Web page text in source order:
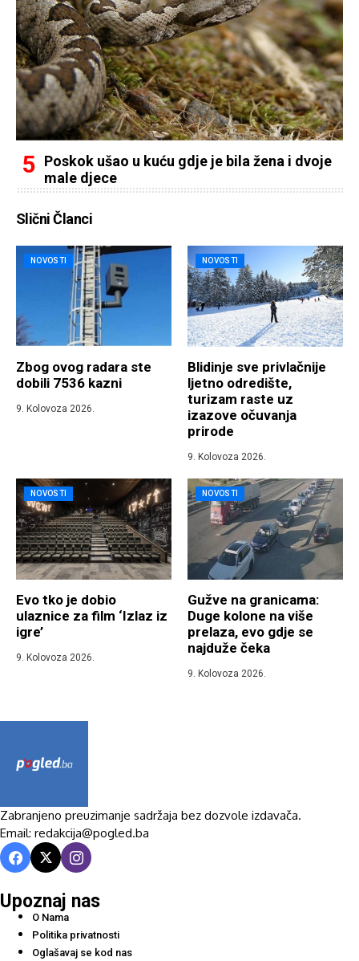
Poskok ušao u kuću gdje je bila žena i dvoje
male djece
Slični Članci
NOVOSTI
Zbog ovog radara ste
dobili 7536 kazni
9. Kolovoza 2026.
NOVOSTI
Blidinje sve privlačnije
ljetno odredište,
turizam raste uz
izazove očuvanja
prirode
9. Kolovoza 2026.
NOVOSTI
Evo tko je dobio
ulaznice za film ‘Izlaz iz
igre’
9. Kolovoza 2026.
NOVOSTI
Gužve na granicama:
Duge kolone na više
prelaza, evo gdje se
najduže čeka
9. Kolovoza 2026.
Zabranjeno preuzimanje sadržaja bez dozvole izdavača.
Email: redakcija@pogled.ba
Upoznaj nas
O Nama
Politika privatnosti
Oglašavaj se kod nas